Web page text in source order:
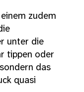
zudem
unter die
tippen oder
das
quasi